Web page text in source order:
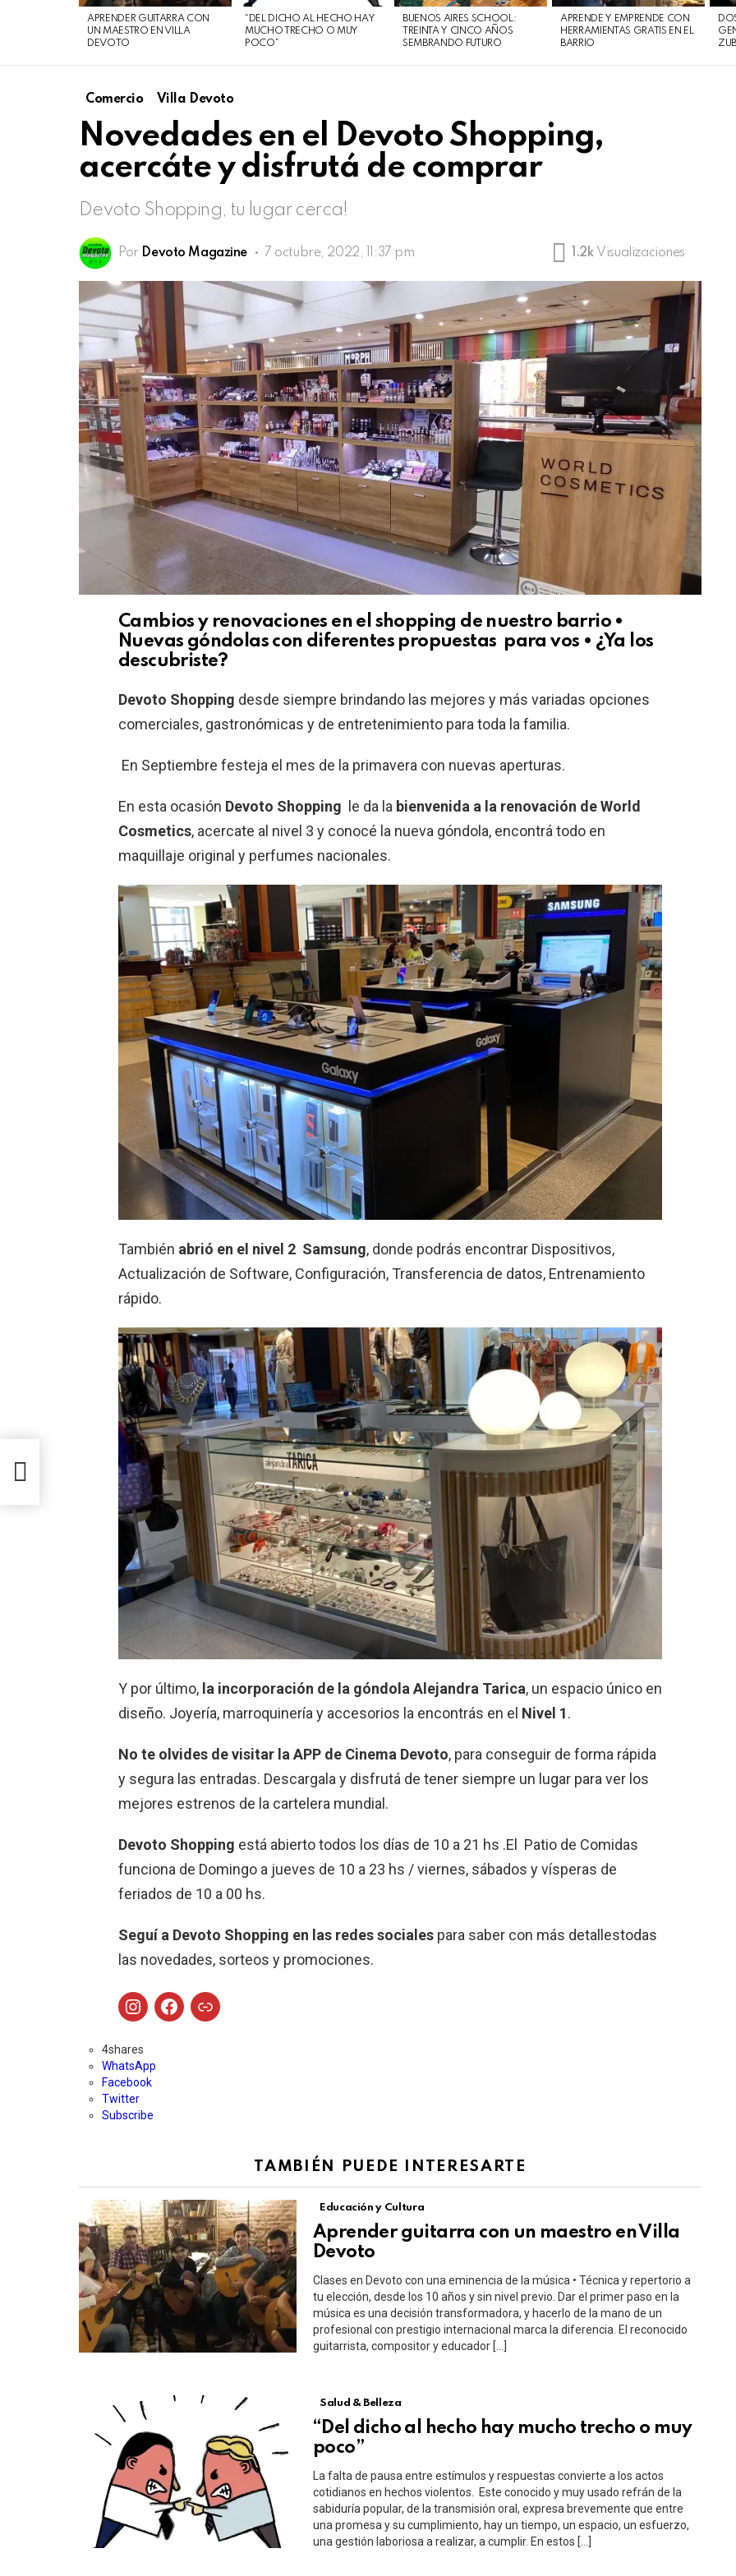
APRENDER GUITARRA CON
UN MAESTRO EN VILLA
DEVOTO
“DEL DICHO AL HECHO HAY
MUCHO TRECHO O MUY
POCO”
BUENOS AIRES SCHOOL:
TREINTA Y CINCO AÑOS
SEMBRANDO FUTURO
APRENDE Y EMPRENDE CON
HERRAMIENTAS GRATIS EN EL
BARRIO
Comercio Villa Devoto
Novedades en el Devoto Shopping,
acercáte y disfrutá de comprar
Devoto Shopping, tu lugar cerca!
Por Devoto Magazine 7 octubre, 2022, 11:37 pm 1.2k Visualizaciones
Cambios y renovaciones en el shopping de nuestro barrio •
Nuevas góndolas con diferentes propuestas para vos • ¿Ya los
descubriste?
Devoto Shopping desde siempre brindando las mejores y más variadas opciones
comerciales, gastronómicas y de entretenimiento para toda la familia.
En Septiembre festeja el mes de la primavera con nuevas aperturas.
En esta ocasión Devoto Shopping le da la bienvenida a la renovación de World
Cosmetics, acercate al nivel 3 y conocé la nueva góndola, encontrá todo en
maquillaje original y perfumes nacionales.
También abrió en el nivel 2 Samsung, donde podrás encontrar Dispositivos,
Actualización de Software, Configuración, Transferencia de datos, Entrenamiento
rápido.
Y por último, la incorporación de la góndola Alejandra Tarica, un espacio único en
diseño. Joyería, marroquinería y accesorios la encontrás en el Nivel 1.
No te olvides de visitar la APP de Cinema Devoto, para conseguir de forma rápida
y segura las entradas. Descargala y disfrutá de tener siempre un lugar para ver los
mejores estrenos de la cartelera mundial.
Devoto Shopping está abierto todos los días de 10 a 21 hs .El Patio de Comidas
funciona de Domingo a jueves de 10 a 23 hs / viernes, sábados y vísperas de
feriados de 10 a 00 hs.
Seguí a Devoto Shopping en las redes sociales para saber con más detallestodas
las novedades, sorteos y promociones.
Instagram Facebook Enlace
4shares
WhatsApp
Facebook
Twitter
Subscribe
TAMBIÉN PUEDE INTERESARTE
Educación y Cultura
Aprender guitarra con un maestro en Villa
Devoto
Clases en Devoto con una eminencia de la música • Técnica y repertorio a
tu elección, desde los 10 años y sin nivel previo. Dar el primer paso en la
música es una decisión transformadora, y hacerlo de la mano de un
profesional con prestigio internacional marca la diferencia. El reconocido
guitarrista, compositor y educador […]
Salud & Belleza
“Del dicho al hecho hay mucho trecho o muy
poco”
La falta de pausa entre estímulos y respuestas convierte a los actos
cotidianos en hechos violentos. Este conocido y muy usado refrán de la
sabiduría popular, de la transmisión oral, expresa brevemente que entre
una promesa y su cumplimiento, hay un tiempo, un espacio, un esfuerzo,
una gestión laboriosa a realizar, a cumplir. En estos […]
agosto
2026